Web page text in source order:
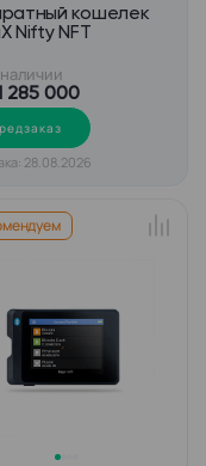
кошелек
Nifty NFT
285 000
28.08.2026